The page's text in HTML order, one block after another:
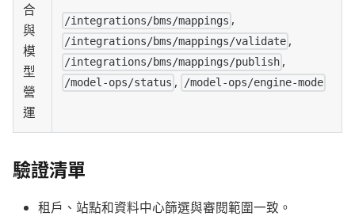
合
與
模
型
營
運
/integrations/bms/mappings ,
/integrations/bms/mappings/validate ,
/integrations/bms/mappings/publish ,
/model-ops/status , /model-ops/engine-mode
驗證清單
租戶、站點和資料中心篩選與審閱範圍一致。